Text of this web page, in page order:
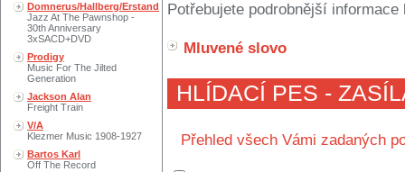
Domnerus/Hallberg/Erstand
Jazz At The Pawnshop -
30th Anniversary
3xSACD+DVD
Prodigy
Music For The Jilted
Generation
Jackson Alan
Freight Train
V/A
Klezmer Music 1908-1927
Bartos Karl
Off The Record
Potřebujete podrobnější
Mluvené slovo
HLÍDACÍ PES -
Přehled všech Vámi zadaných